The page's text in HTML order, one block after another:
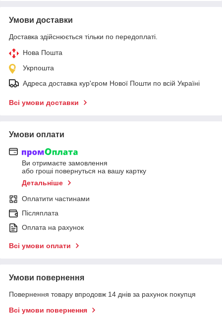
Умови доставки
Доставка здійснюється тільки по передоплаті.
Нова Пошта
Укрпошта
Адреса доставка кур'єром Нової Пошти по всій Україні
Всі умови доставки
Умови оплати
Ви отримаєте замовлення
або гроші повернуться на вашу картку
Детальніше
Оплатити частинами
Післяплата
Оплата на рахунок
Всі умови оплати
Умови повернення
Повернення товару впродовж 14 днів за рахунок покупця
Всі умови повернення